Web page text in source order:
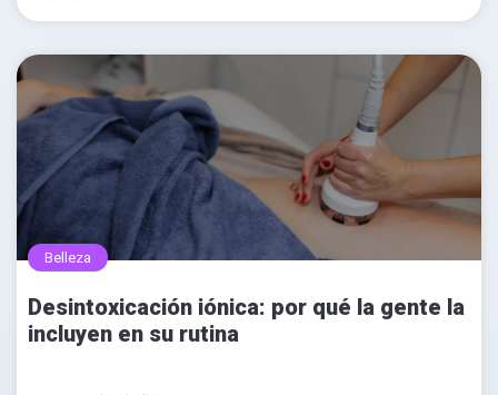
Belleza
Desintoxicación iónica: por qué la gente la
incluyen en su rutina